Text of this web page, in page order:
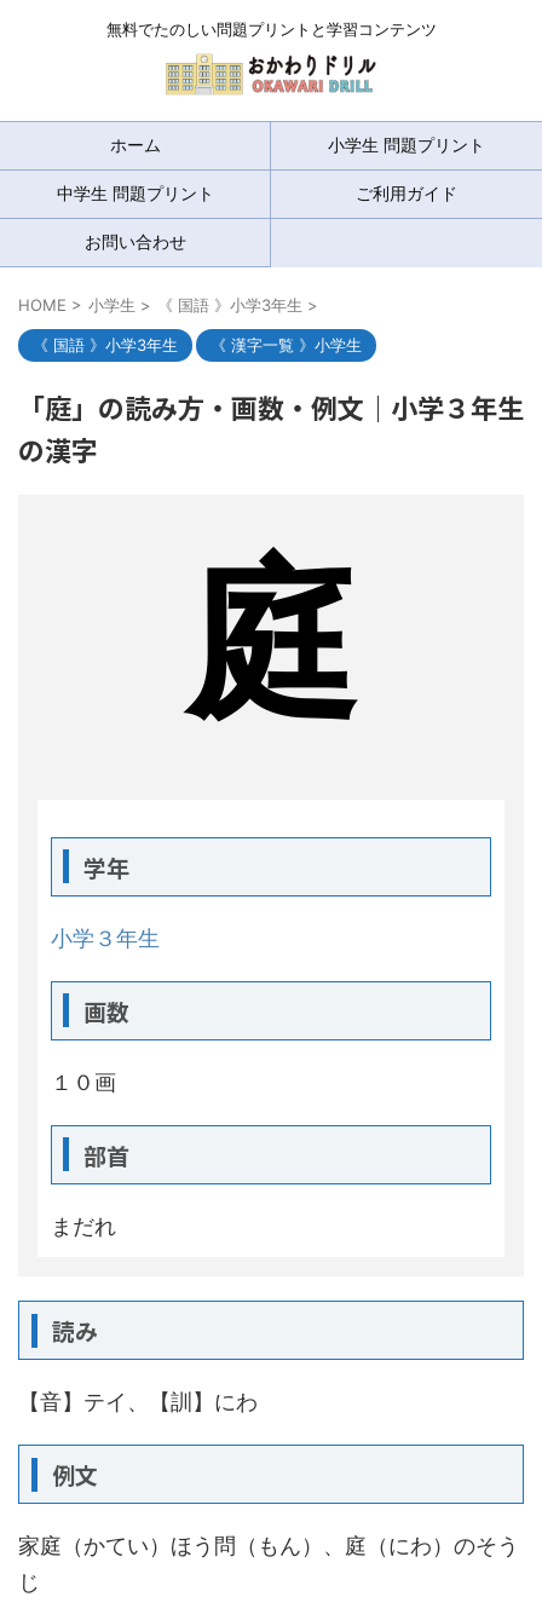
無料でたのしい問題プリントと学習コンテンツ
ホーム 小学生 問題プリント
中学生 問題プリント ご利用ガイド
お問い合わせ
HOME > 小学生 > 《 国語 》小学3年生 >
《 国語 》小学3年生 《 漢字一覧 》小学生
「庭」の読み方・画数・例文｜小学３年生
の漢字
庭
学年
小学３年生
画数
１０画
部首
まだれ
読み
【音】テイ、【訓】にわ
例文
家庭（かてい）ほう問（もん）、庭（にわ）のそう
じ